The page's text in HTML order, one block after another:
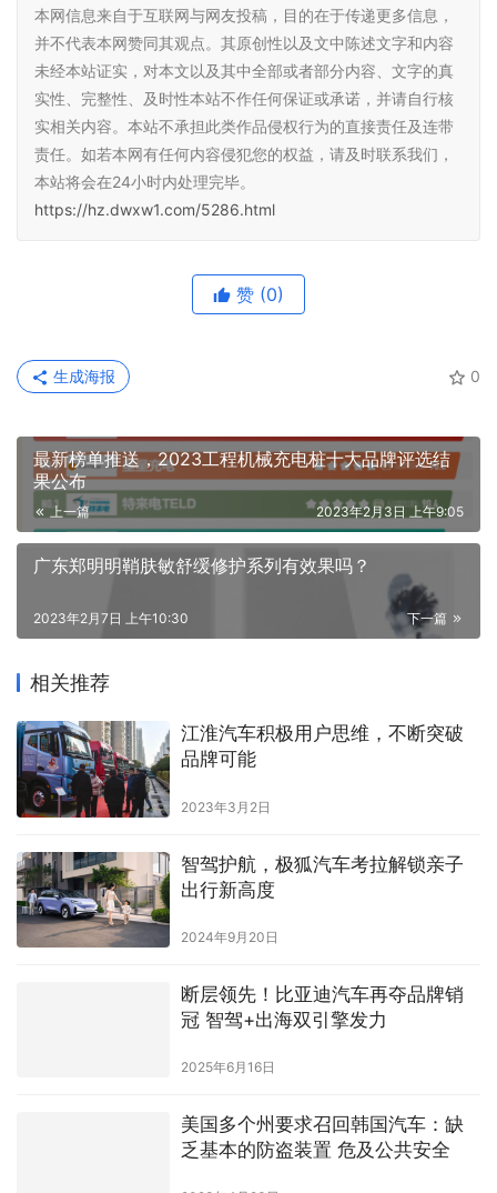
本网信息来自于互联网与网友投稿，目的在于传递更多信息，
并不代表本网赞同其观点。其原创性以及文中陈述文字和内容
未经本站证实，对本文以及其中全部或者部分内容、文字的真
实性、完整性、及时性本站不作任何保证或承诺，并请自行核
实相关内容。本站不承担此类作品侵权行为的直接责任及连带
责任。如若本网有任何内容侵犯您的权益，请及时联系我们，
本站将会在24小时内处理完毕。
https://hz.dwxw1.com/5286.html
赞 (0)
0
生成海报
最新榜单推送，2023工程机械充电桩十大品牌评选结
果公布
上一篇 2023年2月3日 上午9:05
广东郑明明鞘肤敏舒缓修护系列有效果吗？
下一篇
2023年2月7日 上午10:30
相关推荐
江淮汽车积极用户思维，不断突破
品牌可能
2023年3月2日
智驾护航，极狐汽车考拉解锁亲子
出行新高度
2024年9月20日
断层领先！比亚迪汽车再夺品牌销
冠 智驾+出海双引擎发力
2025年6月16日
美国多个州要求召回韩国汽车：缺
乏基本的防盗装置 危及公共安全